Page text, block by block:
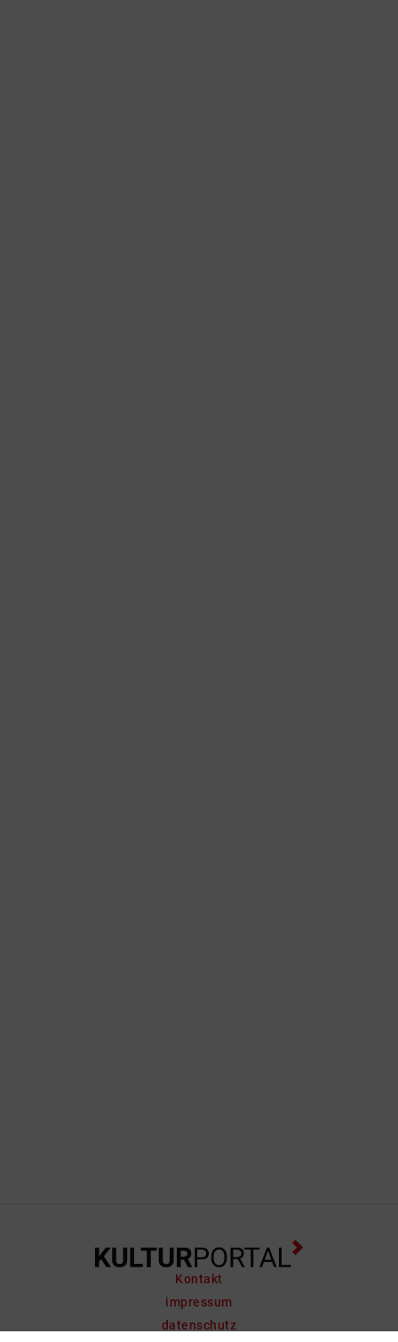
Kontakt
impressum
datenschutz